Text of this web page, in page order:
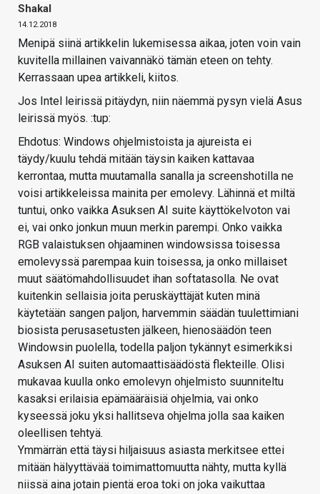
Shakal
14.12.2018
Menipä siinä artikkelin lukemisessa aikaa, joten voin vain
kuvitella millainen vaivannäkö tämän eteen on tehty.
Kerrassaan upea artikkeli, kiitos.
Jos Intel leirissä pitäydyn, niin näemmä pysyn vielä Asus
leirissä myös. :tup:
Ehdotus: Windows ohjelmistoista ja ajureista ei
täydy/kuulu tehdä mitään täysin kaiken kattavaa
kerrontaa, mutta muutamalla sanalla ja screenshotilla ne
voisi artikkeleissa mainita per emolevy. Lähinnä et miltä
tuntui, onko vaikka Asuksen AI suite käyttökelvoton vai
ei, vai onko jonkun muun merkin parempi. Onko vaikka
RGB valaistuksen ohjaaminen windowsissa toisessa
emolevyssä parempaa kuin toisessa, ja onko millaiset
muut säätömahdollisuudet ihan softatasolla. Ne ovat
kuitenkin sellaisia joita peruskäyttäjät kuten minä
käytetään sangen paljon, harvemmin säädän tuulettimiani
biosista perusasetusten jälkeen, hienosäädön teen
Windowsin puolella, todella paljon tykännyt esimerkiksi
Asuksen AI suiten automaattisäädöstä flekteille. Olisi
mukavaa kuulla onko emolevyn ohjelmisto suunniteltu
kasaksi erilaisia epämääräisiä ohjelmia, vai onko
kyseessä joku yksi hallitseva ohjelma jolla saa kaiken
oleellisen tehtyä.
Ymmärrän että täysi hiljaisuus asiasta merkitsee ettei
mitään hälyyttävää toimimattomuutta nähty, mutta kyllä
niissä aina jotain pientä eroa toki on joka vaikuttaa